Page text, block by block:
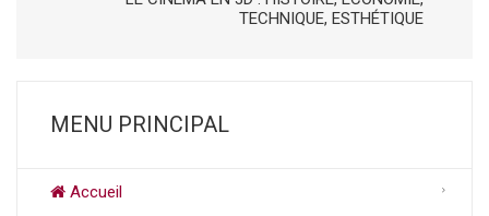
TECHNIQUE, ESTHÉTIQUE
MENU PRINCIPAL
Accueil